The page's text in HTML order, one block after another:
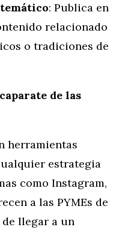
: Publica en
relacionado
o tradiciones de
de las
herramientas
estrategia
como Instagram,
a las PYMEs de
llegar a un